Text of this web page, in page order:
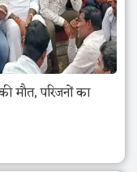
मौत, परिजनों का